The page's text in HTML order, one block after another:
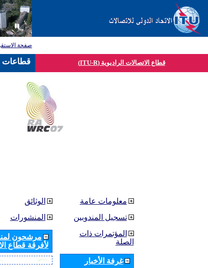
صفحة
قطاع الاتصالات الراديوية (ITU-R)
الوثائق
المنشورات
مرشحون
لأفرقة قطاع
معلومات عامة
تسجيل المندوبين
المؤتمرات ذات
الصلة
غرفة الأخبار
قطاعات